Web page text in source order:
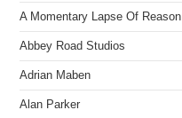
A Momentary Lapse Of Reason
Abbey Road Studios
Adrian Maben
Alan Parker